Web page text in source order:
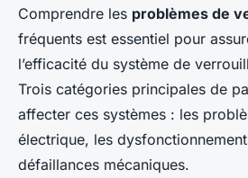
Comprendre les problèmes de
fréquents est essentiel pour
l’efficacité du système de
Trois catégories principales de
affecter ces systèmes : les
électrique, les
défaillances mécaniques.